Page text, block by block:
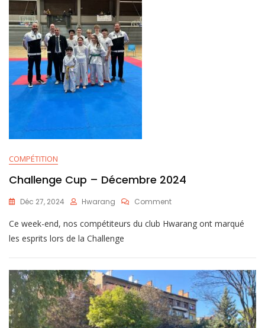
COMPÉTITION
Challenge Cup – Décembre 2024
Déc 27, 2024 Hwarang Comment
Ce week-end, nos compétiteurs du club Hwarang ont marqué
les esprits lors de la Challenge